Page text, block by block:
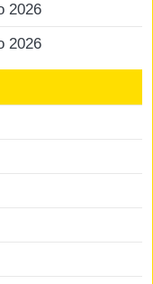
2026
2026